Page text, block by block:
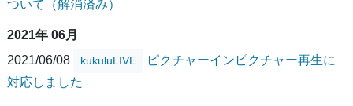
ついて（解消済み）
2021年 06月
2021/06/08
kukuluLIVE
ピクチャーインピクチャー再生に
対応しました